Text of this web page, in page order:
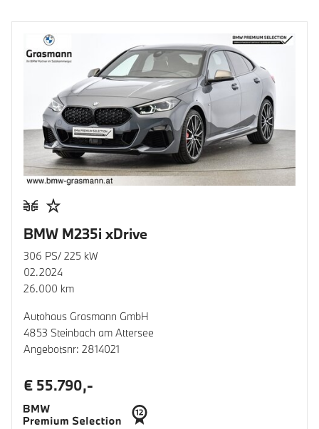
BMW M235i xDrive
306 PS/ 225 kW
02.2024
26.000 km
Autohaus Grasmann GmbH
4853 Steinbach am Attersee
Angebotsnr: 2814021
€ 55.790,-